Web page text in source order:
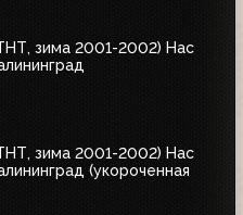
зима 2001-2002) Нас
зима 2001-2002) Нас
(укороченная